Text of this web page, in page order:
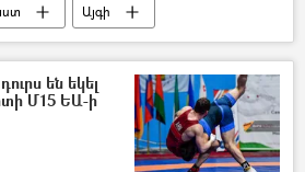
Այգի
Տավուշ
ծրագիր Հող
են եկել
Մ15 ԵԱ-ի